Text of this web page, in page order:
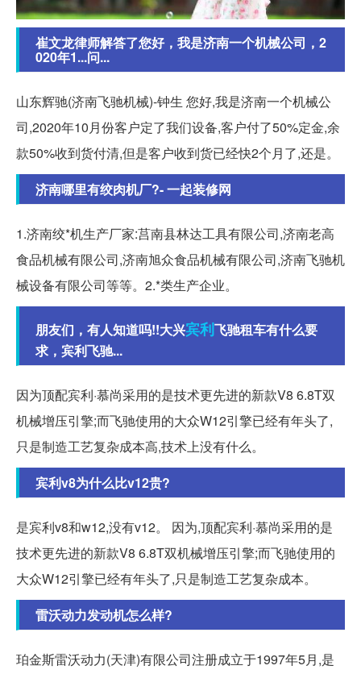
崔文龙律师解答了您好，我是济南一个机械公司，2
020年1...问...
山东辉驰(济南飞驰机械)-钟生 您好,我是济南一个机械公
司,2020年10月份客户定了我们设备,客户付了50%定金,余
款50%收到货付清,但是客户收到货已经快2个月了,还是。
济南哪里有绞肉机厂?- 一起装修网
1.济南绞*机生产厂家:莒南县林达工具有限公司,济南老高
食品机械有限公司,济南旭众食品机械有限公司,济南飞驰机
械设备有限公司等等。2.*类生产企业。
朋友们，有人知道吗!!大兴宾利飞驰租车有什么要
求，宾利飞驰...
因为顶配宾利·慕尚采用的是技术更先进的新款V8 6.8T双
机械增压引擎;而飞驰使用的大众W12引擎已经有年头了,
只是制造工艺复杂成本高,技术上没有什么。
宾利v8为什么比v12贵?
是宾利v8和w12,没有v12。 因为,顶配宾利·慕尚采用的是
技术更先进的新款V8 6.8T双机械增压引擎;而飞驰使用的
大众W12引擎已经有年头了,只是制造工艺复杂成本。
雷沃动力发动机怎么样?
珀金斯雷沃动力(天津)有限公司注册成立于1997年5月,是